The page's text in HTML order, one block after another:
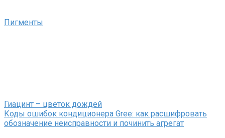
Пигменты
Гиацинт – цветок дождей
Коды ошибок кондиционера Gree: как расшифровать
обозначение неисправности и починить агрегат